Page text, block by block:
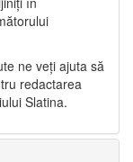
ne veți ajuta să
redactarea
Slatina.